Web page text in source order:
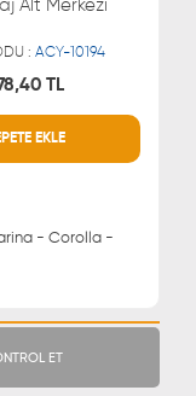
Alt Merkezi
:ACY-10194
TL
EKLE
- Corolla -
HİZMETLERİ
ET